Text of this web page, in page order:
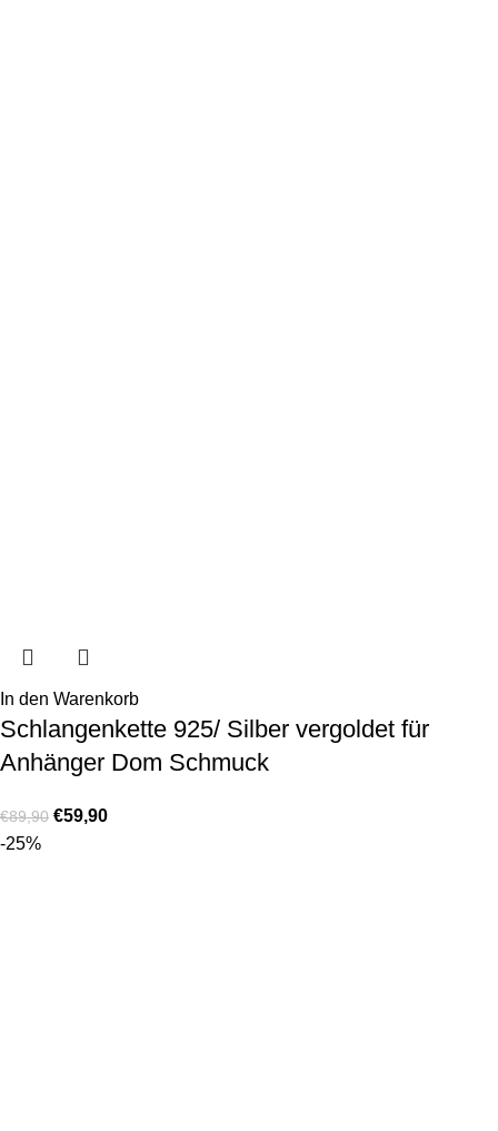
In den Warenkorb
Schlangenkette 925/ Silber vergoldet für
Anhänger Dom Schmuck
€89,90 €59,90
-25%